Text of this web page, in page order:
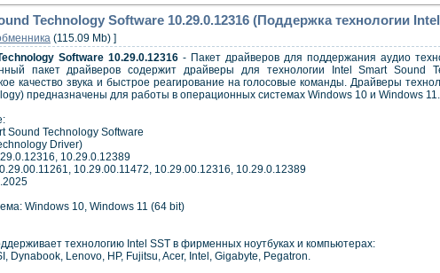
Technology Software 10.29.0.12316 (Поддержка технологии
(115.09 Mb) ]
Software 10.29.0.12316 - Пакет драйверов для поддержания аудио
пакет драйверов содержит драйверы для технологии Intel Smart Sound
качество звука и быстрое реагирование на голосовые команды. Драйверы
предназначены для работы в операционных системах Windows 10 и Windows 11.
Sound Technology Software
Driver)
10.29.0.12389
10.29.00.11472, 10.29.00.12316, 10.29.0.12389
Windows 10, Windows 11 (64 bit)
технологию Intel SST в фирменных ноутбуках и компьютерах:
Dynabook, Lenovo, HP, Fujitsu, Acer, Intel, Gigabyte, Pegatron.